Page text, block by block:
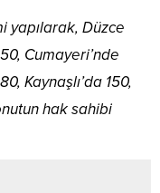
yapılarak, Düzce
Cumayeri’nde
Kaynaşlı’da 150,
hak sahibi